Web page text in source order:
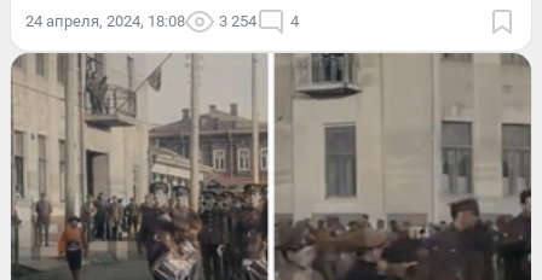
24 апреля, 2024, 18:08 3 254 4